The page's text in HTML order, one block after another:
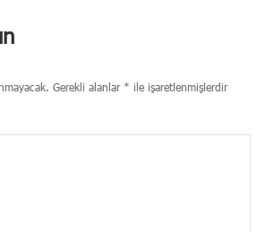
Gerekli alanlar * ile işaretlenmişlerdir